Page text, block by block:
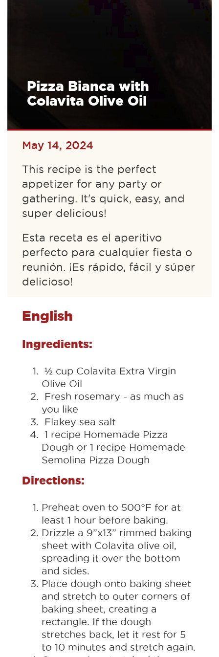
Pizza Bianca with
Colavita Olive Oil
May 14, 2024
This recipe is the perfect
appetizer for any party or
gathering. It's quick, easy, and
super delicious!
Esta receta es el aperitivo
perfecto para cualquier fiesta o
reunión. ¡Es rápido, fácil y súper
delicioso!
English
Ingredients:
½ cup Colavita Extra Virgin
Olive Oil
Fresh rosemary - as much as
you like
Flakey sea salt
1 recipe Homemade Pizza
Dough or 1 recipe Homemade
Semolina Pizza Dough
Directions:
Preheat oven to 500°F for at
least 1 hour before baking.
Drizzle a 9”x13” rimmed baking
sheet with Colavita olive oil,
spreading it over the bottom
and sides.
Place dough onto baking sheet
and stretch to outer corners of
baking sheet, creating a
rectangle. If the dough
stretches back, let it rest for 5
to 10 minutes and stretch again.